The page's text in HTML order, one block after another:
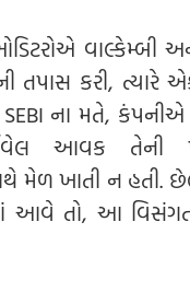
વાલ્કેમ્બી
તપાસ કરી,
ના મતે, કંપનીએ
આવક તેની
મેળ ખાતી ન હતી.
આવે તો, આ